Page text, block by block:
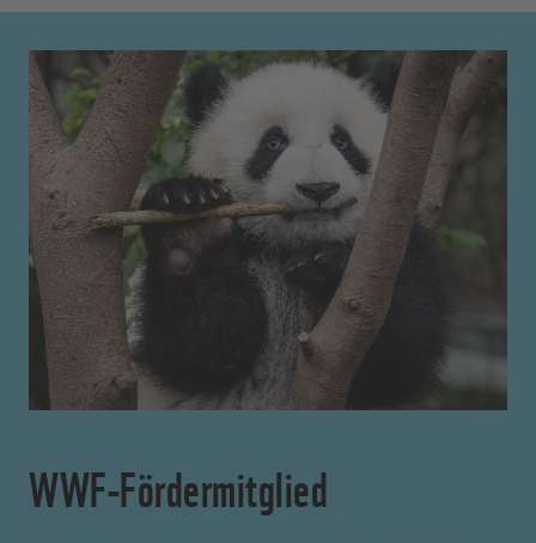
WWF-Fördermitglied